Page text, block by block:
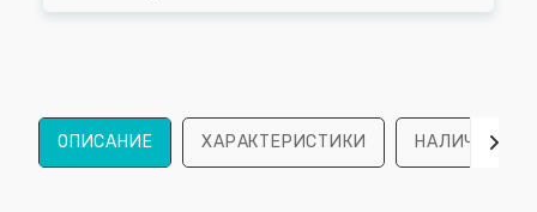
ОПИСАНИЕ ХАРАКТЕРИСТИКИ НАЛИЧИЕ